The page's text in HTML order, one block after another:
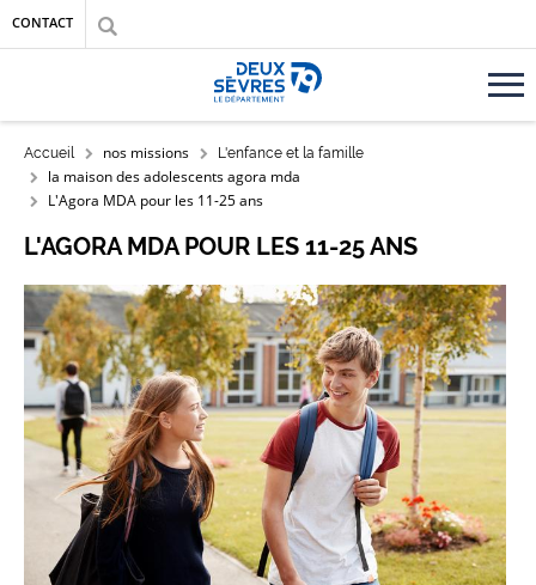
Aller au contenu principal
Aller au menu
Aller à la recherche
CONTACT
Accueil département des Deux-Sèvres
FIL D'ARIANE
Accueil nos missions L'enfance et la famille
la maison des adolescents agora mda
L'Agora MDA pour les 11-25 ans
L'AGORA MDA POUR LES 11-25 ANS